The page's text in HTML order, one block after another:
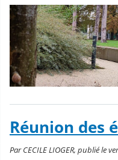
Réunion des
Par CECILE LIOGER, publié le